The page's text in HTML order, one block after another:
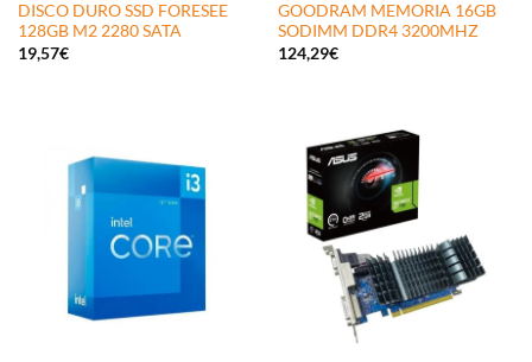
DISCO DURO SSD FORESEE
128GB M2 2280 SATA
19,57€
GOODRAM MEMORIA 16GB
SODIMM DDR4 3200MHZ
124,29€